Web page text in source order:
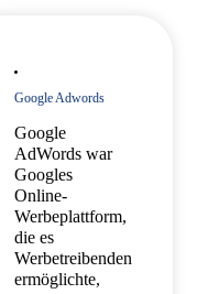
Google Adwords
Google
AdWords war
Googles
Online-
Werbeplattform,
die es
Werbetreibenden
ermöglichte,